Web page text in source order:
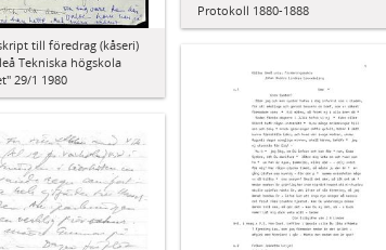
Protokoll 1880-1888
till föredrag (kåseri)
Tekniska högskola
29/1 1980